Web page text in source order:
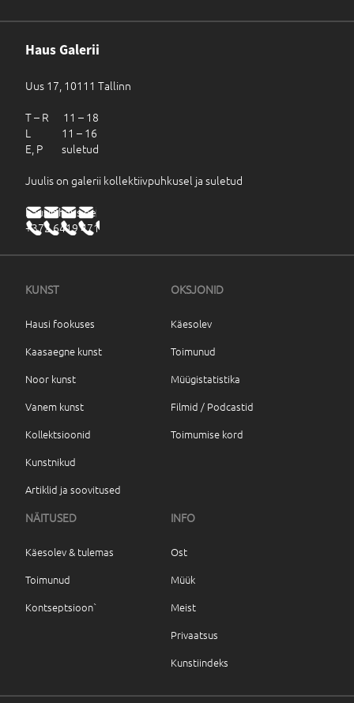
Haus Galerii
Uus 17, 10111 Tallinn
T – R 11 – 18
L 11 – 16
E, P suletud
Juulis on galerii kollektiivpuhkusel ja suletud
haus@haus.ee
+372 6419 471
KUNST
Hausi fookuses
Kaasaegne kunst
Noor kunst
Vanem kunst
Kollektsioonid
Kunstnikud
Artiklid ja soovitused
OKSJONID
Käesolev
Toimunud
Müügistatistika
Filmid / Podcastid
Toimumise kord
NÄITUSED
Käesolev & tulemas
Toimunud
Kontseptsioon`
INFO
Ost
Müük
Meist
Privaatsus
Kunstiindeks